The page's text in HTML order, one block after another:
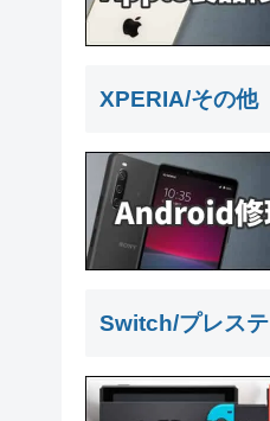
XPERIA/その他
Switch/プレステ